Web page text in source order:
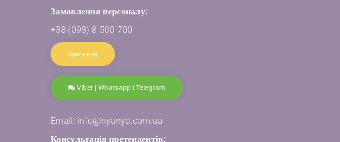
Замовлення персоналу:
+38 (098) 8-500-700
Замовити
Viber | Whatsapp | Telegram
Email: info@nyanya.com.ua
Консультація претендентів: